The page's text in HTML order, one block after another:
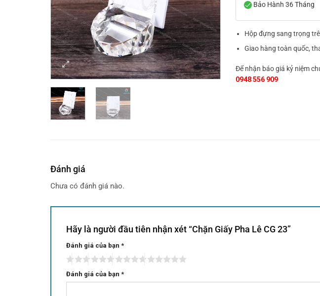
Bảo Hành 36 Tháng
Hộp đựng sang trọng
Giao hàng toàn quốc,
Để nhận báo giá kỷ niệm
0948 556 909
Đánh giá
Chưa có đánh giá nào.
Hãy là người đầu tiên nhận xét “Chặn Giấy Pha Lê CG 23”
Đánh giá của bạn *
Đánh giá của bạn *
Alternative: